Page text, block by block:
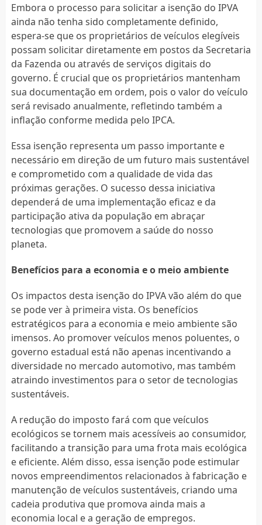
Embora o processo para solicitar a isenção do IPVA
ainda não tenha sido completamente definido,
espera-se que os proprietários de veículos elegíveis
possam solicitar diretamente em postos da Secretaria
da Fazenda ou através de serviços digitais do
governo. É crucial que os proprietários mantenham
sua documentação em ordem, pois o valor do veículo
será revisado anualmente, refletindo também a
inflação conforme medida pelo IPCA.
Essa isenção representa um passo importante e
necessário em direção de um futuro mais sustentável
e comprometido com a qualidade de vida das
próximas gerações. O sucesso dessa iniciativa
dependerá de uma implementação eficaz e da
participação ativa da população em abraçar
tecnologias que promovem a saúde do nosso
planeta.
Benefícios para a economia e o meio ambiente
Os impactos desta isenção do IPVA vão além do que
se pode ver à primeira vista. Os benefícios
estratégicos para a economia e meio ambiente são
imensos. Ao promover veículos menos poluentes, o
governo estadual está não apenas incentivando a
diversidade no mercado automotivo, mas também
atraindo investimentos para o setor de tecnologias
sustentáveis.
A redução do imposto fará com que veículos
ecológicos se tornem mais acessíveis ao consumidor,
facilitando a transição para uma frota mais ecológica
e eficiente. Além disso, essa isenção pode estimular
novos empreendimentos relacionados à fabricação e
manutenção de veículos sustentáveis, criando uma
cadeia produtiva que promova ainda mais a
economia local e a geração de empregos.